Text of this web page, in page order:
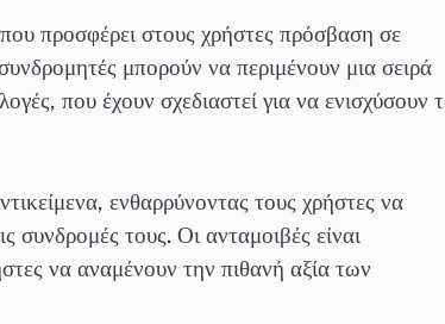
προσφέρει στους χρήστες πρόσβαση σε
μπορούν να περιμένουν μια σειρά
που έχουν σχεδιαστεί για να ενισχύσουν
ενθαρρύνοντας τους χρήστες να
συνδρομές τους. Οι ανταμοιβές είναι
να αναμένουν την πιθανή αξία των